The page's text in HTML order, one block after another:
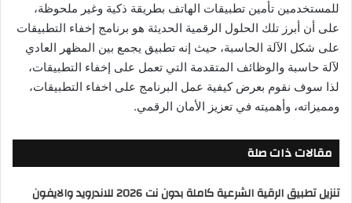
للمستخدمين تأمين تطبيقات الهاتف بطريقة ذكية وغير ملحوظة،
على أن أبرز تلك الحلول الرقمية الحديثة هو برنامج إخفاء التطبيقات
على شكل الآلة الحاسبة، حيث إنه تطبيق يجمع بين المظهر العادي
لآلة حاسبة والوظائف المتقدمة التي تعمل على إخفاء التطبيقات،
لذا سوف نقوم بعرض كيفية عمل البرنامج على اخفاء التطبيقات،
ومميزاته، وأهميته في تعزيز الأمان الرقمي.
مقالات ذات صلة
تنزيل تطبيق الرقية الشرعية كاملة بدون نت 2026 للاندرويد والايفون